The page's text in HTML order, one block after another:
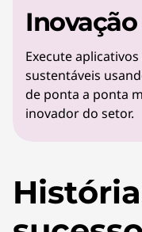
Execute
sustentáveis
de ponta a ponta
inovador do setor.